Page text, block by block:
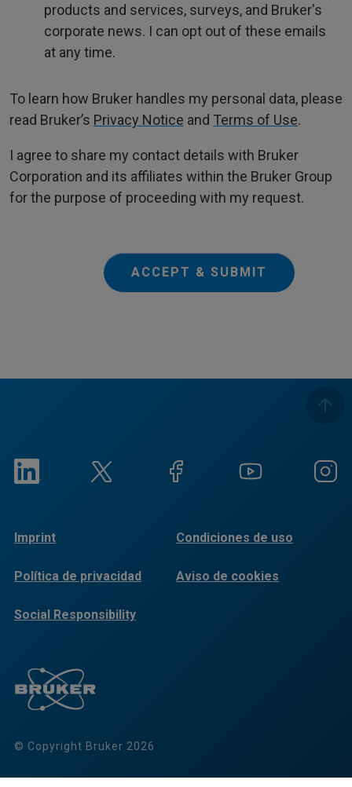
products and services, surveys, and Bruker's
corporate news. I can opt out of these emails
at any time.
To learn how Bruker handles my personal data, please
read Bruker’s Privacy Notice and Terms of Use.
I agree to share my contact details with Bruker
Corporation and its affiliates within the Bruker Group
for the purpose of proceeding with my request.
ACCEPT & SUBMIT
© Copyright Bruker 2026
Imprint Condiciones de uso
Política de privacidad Aviso de cookies
Social Responsibility